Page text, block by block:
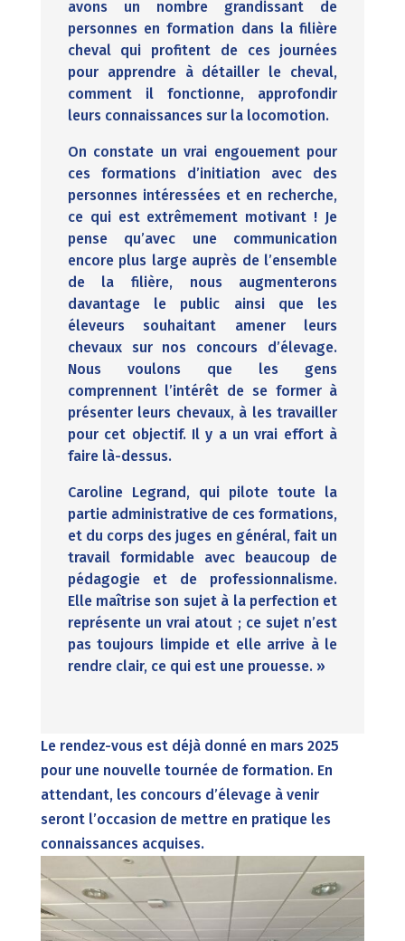
avons un nombre grandissant de
personnes en formation dans la filière
cheval qui profitent de ces journées
pour apprendre à détailler le cheval,
comment il fonctionne, approfondir
leurs connaissances sur la locomotion.
On constate un vrai engouement pour
ces formations d’initiation avec des
personnes intéressées et en recherche,
ce qui est extrêmement motivant ! Je
pense qu’avec une communication
encore plus large auprès de l’ensemble
de la filière, nous augmenterons
davantage le public ainsi que les
éleveurs souhaitant amener leurs
chevaux sur nos concours d’élevage.
Nous voulons que les gens
comprennent l’intérêt de se former à
présenter leurs chevaux, à les travailler
pour cet objectif. Il y a un vrai effort à
faire là-dessus.
Caroline Legrand, qui pilote toute la
partie administrative de ces formations,
et du corps des juges en général, fait un
travail formidable avec beaucoup de
pédagogie et de professionnalisme.
Elle maîtrise son sujet à la perfection et
représente un vrai atout ; ce sujet n’est
pas toujours limpide et elle arrive à le
rendre clair, ce qui est une prouesse. »
Le rendez-vous est déjà donné en mars 2025
pour une nouvelle tournée de formation. En
attendant, les concours d’élevage à venir
seront l’occasion de mettre en pratique les
connaissances acquises.